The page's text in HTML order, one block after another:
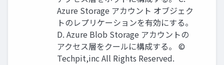
Azure Storage アカウント オブジェク
トのレプリケーションを有効にする。
D. Azure Blob Storage アカウントの
アクセス層をクールに構成する。 ©
Techpit,inc All Rights Reserved.